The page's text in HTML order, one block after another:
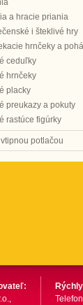
a hracie priania
i šteklivé hry
hrnčeky a
ceduľky
hrnčeky
placky
preukazy a pokuty
rastúce figúrky
potlačou